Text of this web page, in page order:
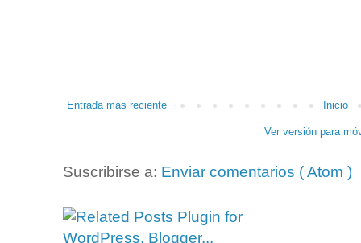
Entrada más reciente Inicio
Ver versión para
Suscribirse a: Enviar comentarios ( Atom )